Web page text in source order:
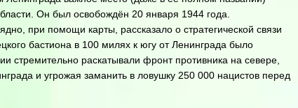
Он был освобождён 20 января 1944 года.
при помощи карты, рассказало о стратегической связи
бастиона в 100 милях к югу от Ленинграда было
стремительно раскатывали фронт противника на севере,
и угрожая заманить в ловушку 250 000 нацистов перед